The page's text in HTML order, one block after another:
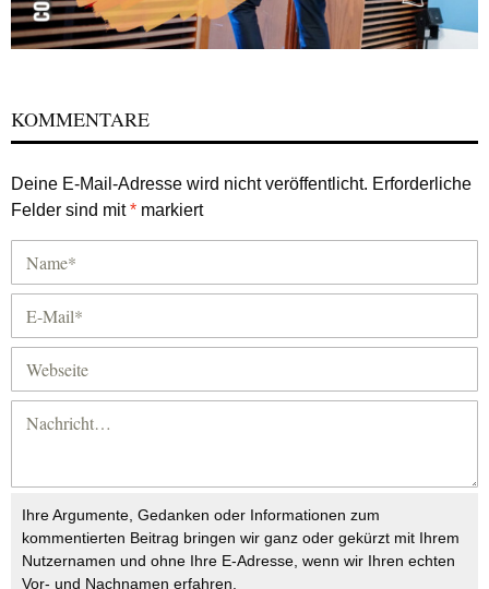
KOMMENTARE
Deine E-Mail-Adresse wird nicht veröffentlicht. Erforderliche
Felder sind mit* markiert
Ihre Argumente, Gedanken oder Informationen zum
kommentierten Beitrag bringen wir ganz oder gekürzt mit Ihrem
Nutzernamen und ohne Ihre E-Adresse, wenn wir Ihren echten
Vor- und Nachnamen erfahren.